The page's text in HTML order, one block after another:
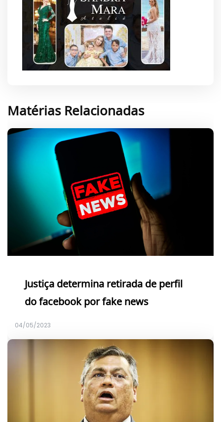
Matérias Relacionadas
Justiça determina retirada de perfil
do facebook por fake news
04/05/2023